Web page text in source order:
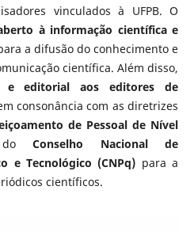
vinculados à UFPB. O
à informação científica e
a difusão do conhecimento e
científica. Além disso,
e editorial aos editores de
consonância com as diretrizes
de Pessoal de Nível
Conselho Nacional de
e Tecnológico (CNPq) para a
científicos.